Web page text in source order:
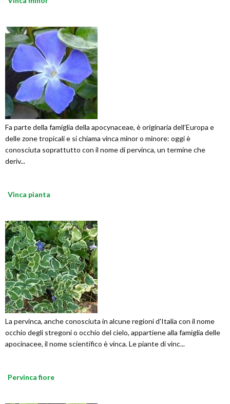
Fa parte della famiglia della apocynaceae, è originaria dell’Europa e
delle zone tropicali e si chiama vinca minor o minore: oggi è
conosciuta soprattutto con il nome di pervinca, un termine che
deriv...
Vinca pianta
La pervinca, anche conosciuta in alcune regioni d'Italia con il nome
occhio degli stregoni o occhio del cielo, appartiene alla famiglia delle
apocinacee, il nome scientifico è vinca. Le piante di vinc...
Pervinca fiore